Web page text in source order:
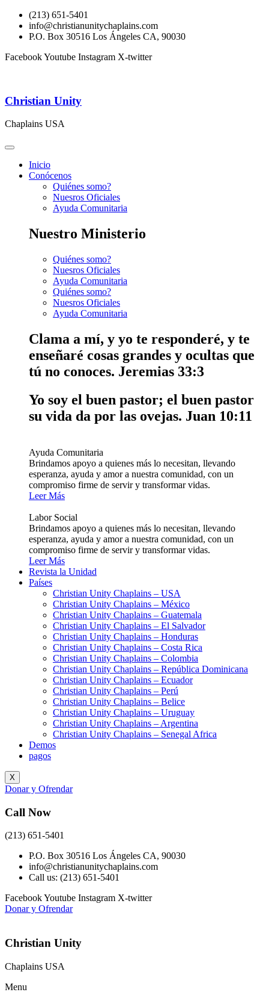
(213) 651-5401
info@christianunitychaplains.com
P.O. Box 30516 Los Ángeles CA, 90030
FacebookYoutube Instagram X-twitter
Christian Unity
Chaplains USA
Inicio
Conócenos
Quiénes somo?
Nuesros Oficiales
Ayuda Comunitaria
Nuestro Ministerio
Quiénes somo?
Nuesros Oficiales
Ayuda Comunitaria
Quiénes somo?
Nuesros Oficiales
Ayuda Comunitaria
Clama a mí, y yo te responderé, y te
enseñaré cosas grandes y ocultas que
tú no conoces. Jeremias 33:3
Yo soy el buen pastor; el buen pastor
su vida da por las ovejas. Juan 10:11
Ayuda Comunitaria
Brindamos apoyo a quienes más lo necesitan, llevando
esperanza, ayuda y amor a nuestra comunidad, con un
compromiso firme de servir y transformar vidas.
Leer Más
Labor Social
Brindamos apoyo a quienes más lo necesitan, llevando
esperanza, ayuda y amor a nuestra comunidad, con un
compromiso firme de servir y transformar vidas.
Leer Más
Revista la Unidad
Países
Christian Unity Chaplains – USA
Christian Unity Chaplains – México
Christian Unity Chaplains – Guatemala
Christian Unity Chaplains – El Salvador
Christian Unity Chaplains – Honduras
Christian Unity Chaplains – Costa Rica
Christian Unity Chaplains – Colombia
Christian Unity Chaplains – República Dominicana
Christian Unity Chaplains – Ecuador
Christian Unity Chaplains – Perú
Christian Unity Chaplains – Belice
Christian Unity Chaplains – Uruguay
Christian Unity Chaplains – Argentina
Christian Unity Chaplains – Senegal Africa
Demos
pagos
X
Donar y Ofrendar
Call Now
(213) 651-5401
P.O. Box 30516 Los Ángeles CA, 90030
info@christianunitychaplains.com
Call us: (213) 651-5401
FacebookYoutube Instagram X-twitter
Donar y Ofrendar
Christian Unity
Chaplains USA
Menu